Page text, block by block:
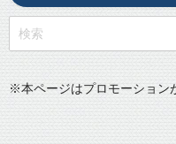
※本ページはプロモーション